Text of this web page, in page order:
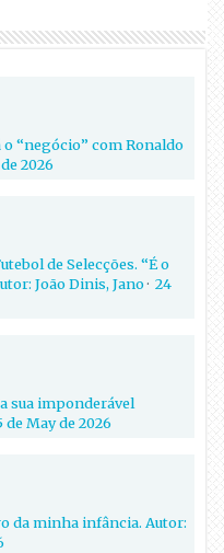
o “negócio” com Ronaldo
2026
de Selecções. “É o
João Dinis, Jano·24
sua imponderável
de May de 2026
da minha infância. Autor: